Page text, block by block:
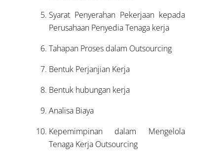
Syarat Penyerahan Pekerjaan kepada
Perusahaan Penyedia Tenaga kerja
Tahapan Proses dalam Outsourcing
Bentuk Perjanjian Kerja
Bentuk hubungan kerja
Analisa Biaya
Kepemimpinan dalam Mengelola
Tenaga Kerja Outsourcing